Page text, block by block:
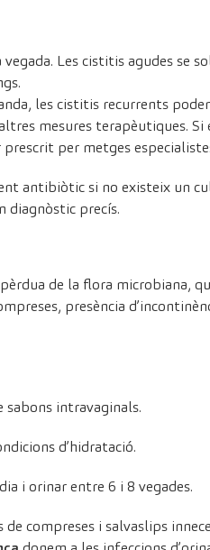
Les cistitis agudes se
les cistitis recurrents
mesures terapèutiques.
per metges
antibiòtic si no existeix un
diagnòstic precís.
de la flora microbiana,
presència
sabons intravaginals.
d’hidratació.
i orinar entre 6 i 8 vegades.
compreses i salvaslips